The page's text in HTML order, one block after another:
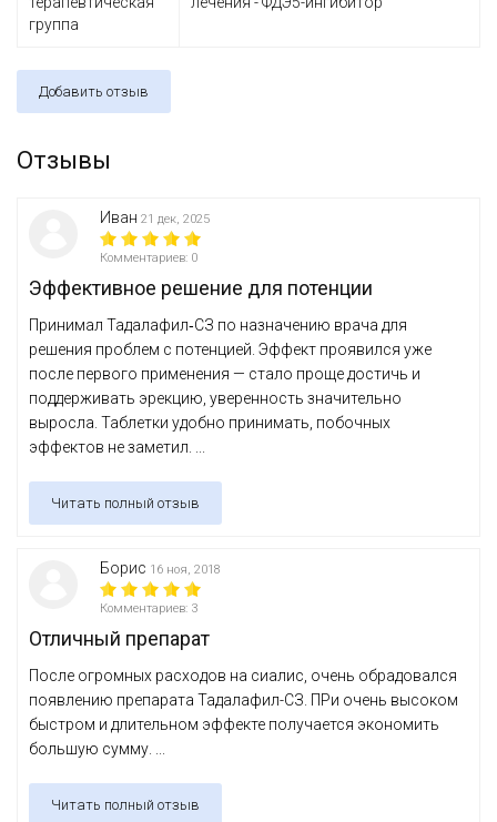
группа
Добавить отзыв
Отзывы
Иван 21 дек, 2025
Комментариев: 0
Эффективное решение для потенции
Принимал Тадалафил‑СЗ по назначению врача для
решения проблем с потенцией. Эффект проявился уже
после первого применения — стало проще достичь и
поддерживать эрекцию, уверенность значительно
выросла. Таблетки удобно принимать, побочных
эффектов не заметил. ...
Читать полный отзыв
Борис 16 ноя, 2018
Комментариев: 3
Отличный препарат
После огромных расходов на сиалис, очень обрадовался
появлению препарата Тадалафил-СЗ. ПРи очень высоком
быстром и длительном эффекте получается экономить
большую сумму. ...
Читать полный отзыв